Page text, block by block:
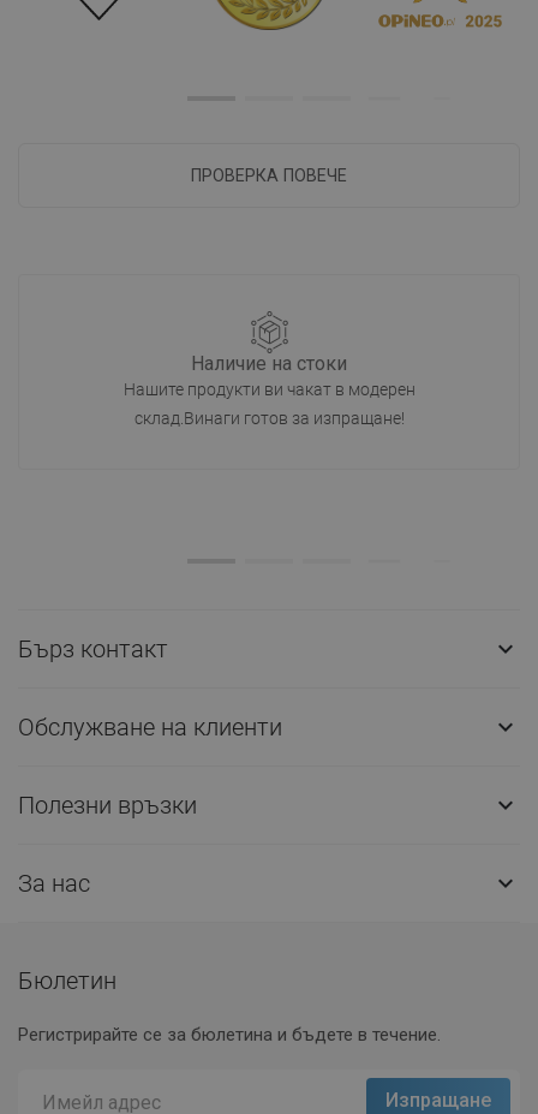
ПРОВЕРКА ПОВЕЧЕ
Наличие на стоки
Нашите продукти ви чакат в модерен
склад.Винаги готов за изпращане!
Бърз контакт 
Обслужване на клиенти 
Полезни връзки 
За нас 
Бюлетин
Регистрирайте се за бюлетина и бъдете в течение.